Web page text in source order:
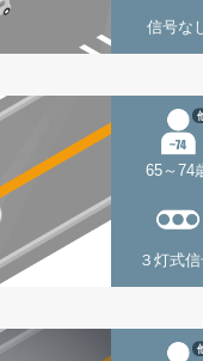
信号な
65～74
３灯式